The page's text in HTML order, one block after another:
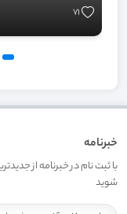
71
خبرنامه
با ثبت نام در خبرنامه از
شوید